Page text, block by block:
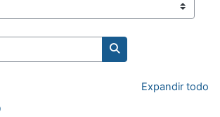
Buscar cursos
Expandir todo